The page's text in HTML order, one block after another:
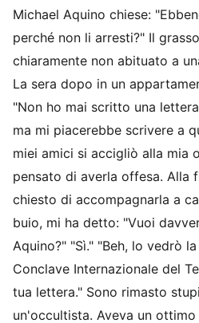
Michael Aquino chiese:
perché non li arresti?" Il
chiaramente non abituato a
La sera dopo in un
"Non ho mai scritto una
ma mi piacerebbe scrivere a
miei amici si accigliò alla mia
pensato di averla offesa. Alla
chiesto di accompagnarla a
buio, mi ha detto: "Vuoi
Aquino?" "Sì." "Beh, lo vedrò
Conclave Internazionale del
tua lettera." Sono rimasto
un'occultista. Aveva un